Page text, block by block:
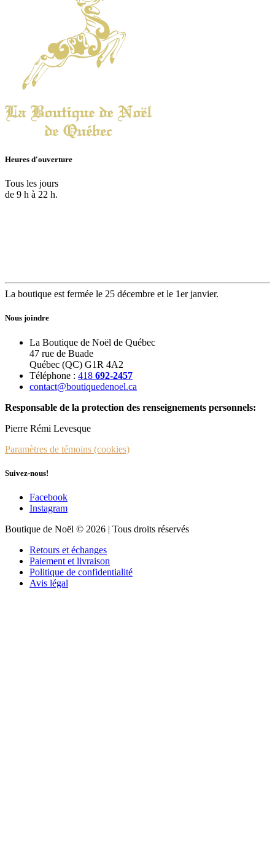
Heures d'ouverture
Tous les jours
de 9 h à 22 h.
La boutique est fermée le 25 décembre et le 1er janvier.
Nous joindre
La Boutique de Noël de Québec
47 rue de Buade
Québec (QC) G1R 4A2
Téléphone : 418 692-2457
contact@boutiquedenoel.ca
Responsable de la protection des renseignements personnels:
Pierre Rémi Levesque
Paramètres de témoins (cookies)
Suivez-nous!
Facebook
Instagram
Boutique de Noël © 2026 | Tous droits réservés
Retours et échanges
Paiement et livraison
Politique de confidentialité
Avis légal